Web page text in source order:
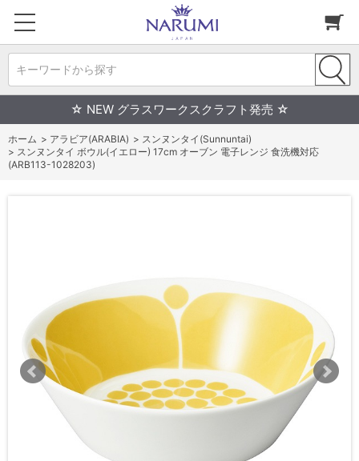
キーワードから探す
☆ NEW グラスワークスクラフト発売 ☆
ホーム > アラビア(ARABIA) > スンヌンタイ(Sunnuntai)
> スンヌンタイ ボウル(イエロー) 17cm オーブン 電子レンジ 食洗機対応
(ARB113-1028203)